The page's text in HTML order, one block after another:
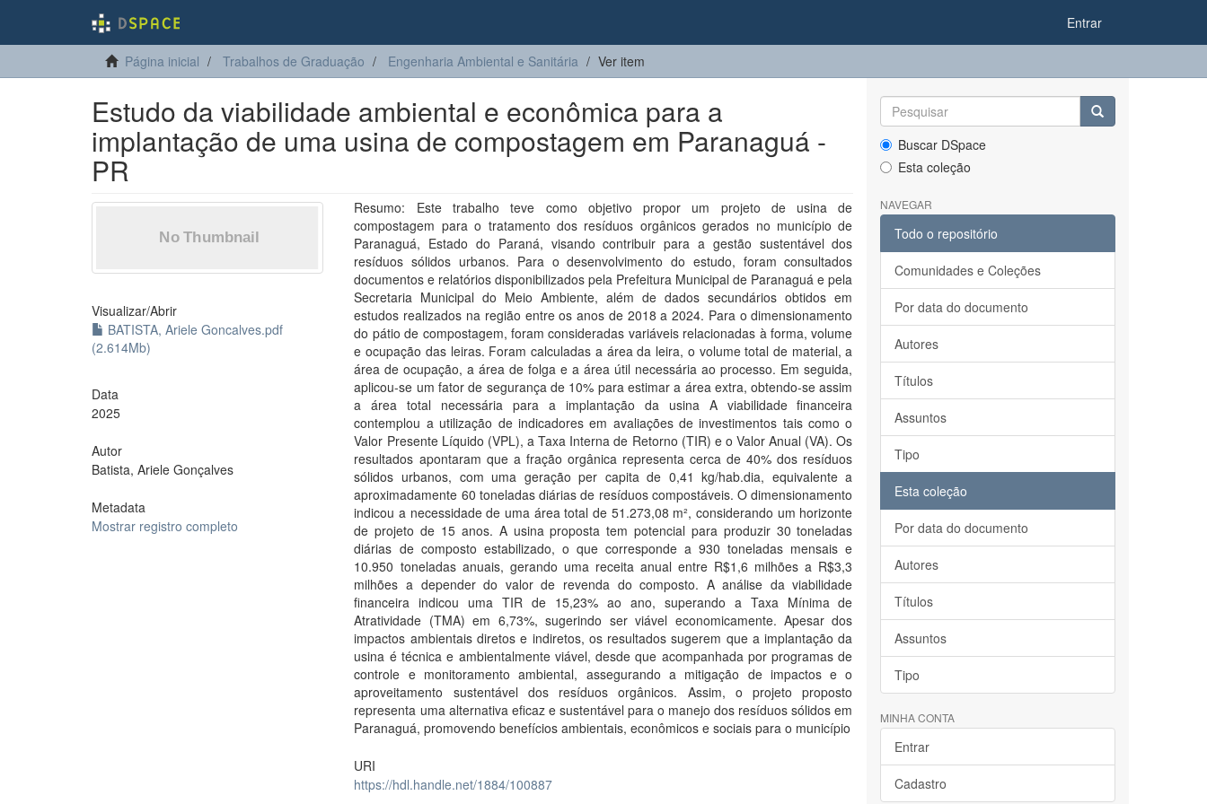
Entrar
Página inicial Trabalhos de Graduação Engenharia Ambiental e Sanitária Ver item
Estudo da viabilidade ambiental e econômica para a
implantação de uma usina de compostagem em Paranaguá -
PR
Visualizar/Abrir
BATISTA, Ariele Goncalves.pdf
(2.614Mb)
Data
2025
Autor
Batista, Ariele Gonçalves
Metadata
Mostrar registro completo
Resumo: Este trabalho teve como objetivo propor um projeto de usina de
compostagem para o tratamento dos resíduos orgânicos gerados no município de
Paranaguá, Estado do Paraná, visando contribuir para a gestão sustentável dos
resíduos sólidos urbanos. Para o desenvolvimento do estudo, foram consultados
documentos e relatórios disponibilizados pela Prefeitura Municipal de Paranaguá e pela
Secretaria Municipal do Meio Ambiente, além de dados secundários obtidos em
estudos realizados na região entre os anos de 2018 a 2024. Para o dimensionamento
do pátio de compostagem, foram consideradas variáveis relacionadas à forma, volume
e ocupação das leiras. Foram calculadas a área da leira, o volume total de material, a
área de ocupação, a área de folga e a área útil necessária ao processo. Em seguida,
aplicou-se um fator de segurança de 10% para estimar a área extra, obtendo-se assim
a área total necessária para a implantação da usina A viabilidade financeira
contemplou a utilização de indicadores em avaliações de investimentos tais como o
Valor Presente Líquido (VPL), a Taxa Interna de Retorno (TIR) e o Valor Anual (VA). Os
resultados apontaram que a fração orgânica representa cerca de 40% dos resíduos
sólidos urbanos, com uma geração per capita de 0,41 kg/hab.dia, equivalente a
aproximadamente 60 toneladas diárias de resíduos compostáveis. O dimensionamento
indicou a necessidade de uma área total de 51.273,08 m², considerando um horizonte
de projeto de 15 anos. A usina proposta tem potencial para produzir 30 toneladas
diárias de composto estabilizado, o que corresponde a 930 toneladas mensais e
10.950 toneladas anuais, gerando uma receita anual entre R$1,6 milhões a R$3,3
milhões a depender do valor de revenda do composto. A análise da viabilidade
financeira indicou uma TIR de 15,23% ao ano, superando a Taxa Mínima de
Atratividade (TMA) em 6,73%, sugerindo ser viável economicamente. Apesar dos
impactos ambientais diretos e indiretos, os resultados sugerem que a implantação da
usina é técnica e ambientalmente viável, desde que acompanhada por programas de
controle e monitoramento ambiental, assegurando a mitigação de impactos e o
aproveitamento sustentável dos resíduos orgânicos. Assim, o projeto proposto
representa uma alternativa eficaz e sustentável para o manejo dos resíduos sólidos em
Paranaguá, promovendo benefícios ambientais, econômicos e sociais para o município
URI
https://hdl.handle.net/1884/100887
Buscar DSpace
Esta coleção
NAVEGAR
Todo o repositório
Comunidades e Coleções
Por data do documento
Autores
Títulos
Assuntos
Tipo
Esta coleção
Por data do documento
Autores
Títulos
Assuntos
Tipo
MINHA CONTA
Entrar
Cadastro